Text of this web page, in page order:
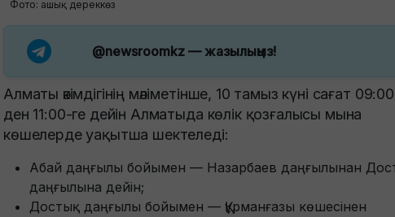
Фото: ашық дереккөз
@newsroomkz— жазылыңыз!
Алматы әкімдігінің мәліметінше, 10 тамыз күні сағат
ден 11:00-ге дейін Алматыда көлік қозғалысы мына
көшелерде уақытша шектеледі:
Абай даңғылы бойымен — Назарбаев даңғылынан
даңғылына дейін;
Достық даңғылы бойымен — Құрманғазы көшесінен